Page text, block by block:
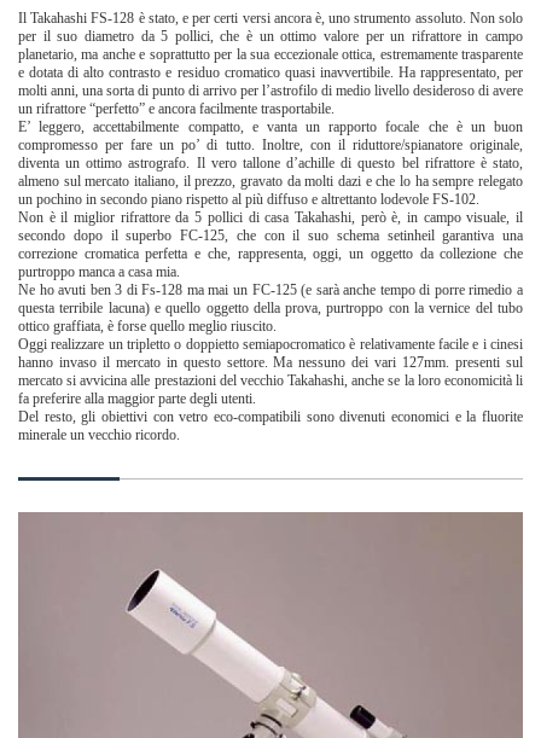
Il Takahashi FS-128 è stato, e per certi versi ancora è, uno strumento assoluto. Non solo
per il suo diametro da 5 pollici, che è un ottimo valore per un rifrattore in campo
planetario, ma anche e soprattutto per la sua eccezionale ottica, estremamente trasparente
e dotata di alto contrasto e residuo cromatico quasi inavvertibile. Ha rappresentato, per
molti anni, una sorta di punto di arrivo per l’astrofilo di medio livello desideroso di avere
un rifrattore “perfetto” e ancora facilmente trasportabile.
E’ leggero, accettabilmente compatto, e vanta un rapporto focale che è un buon
compromesso per fare un po’ di tutto. Inoltre, con il riduttore/spianatore originale,
diventa un ottimo astrografo. Il vero tallone d’achille di questo bel rifrattore è stato,
almeno sul mercato italiano, il prezzo, gravato da molti dazi e che lo ha sempre relegato
un pochino in secondo piano rispetto al più diffuso e altrettanto lodevole FS-102.
Non è il miglior rifrattore da 5 pollici di casa Takahashi, però è, in campo visuale, il
secondo dopo il superbo FC-125, che con il suo schema setinheil garantiva una
correzione cromatica perfetta e che, rappresenta, oggi, un oggetto da collezione che
purtroppo manca a casa mia.
Ne ho avuti ben 3 di Fs-128 ma mai un FC-125 (e sarà anche tempo di porre rimedio a
questa terribile lacuna) e quello oggetto della prova, purtroppo con la vernice del tubo
ottico graffiata, è forse quello meglio riuscito.
Oggi realizzare un tripletto o doppietto semiapocromatico è relativamente facile e i cinesi
hanno invaso il mercato in questo settore. Ma nessuno dei vari 127mm. presenti sul
mercato si avvicina alle prestazioni del vecchio Takahashi, anche se la loro economicità li
fa preferire alla maggior parte degli utenti.
Del resto, gli obiettivi con vetro eco-compatibili sono divenuti economici e la fluorite
minerale un vecchio ricordo.